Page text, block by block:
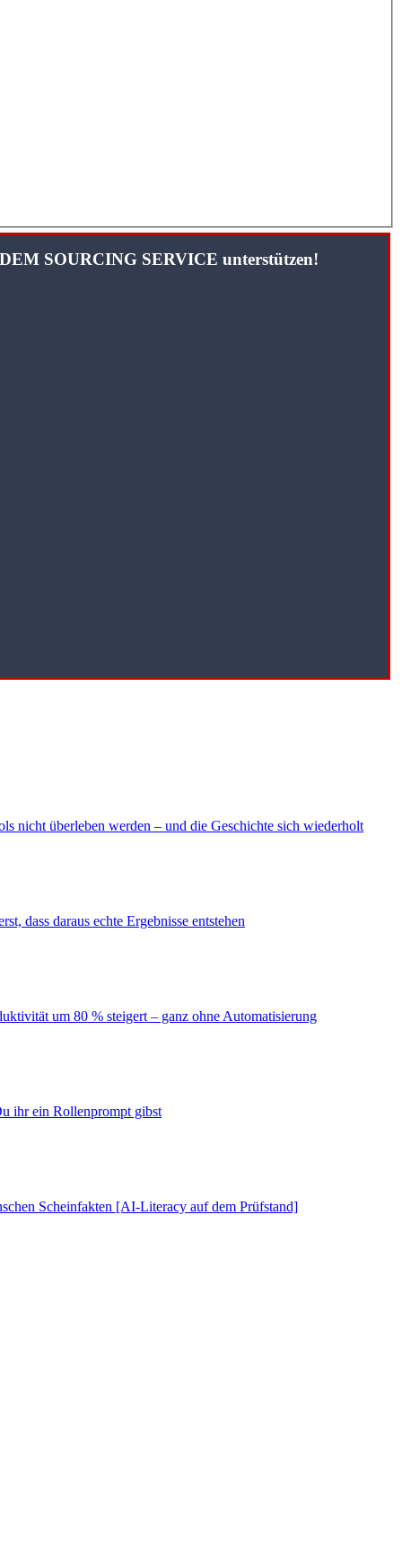
SOURCING SERVICE unterstützen!
nicht überleben werden – und die Geschichte sich wiederholt
dass daraus echte Ergebnisse entstehen
um 80 % steigert – ganz ohne Automatisierung
ihr ein Rollenprompt gibst
Scheinfakten [AI-Literacy auf dem Prüfstand]